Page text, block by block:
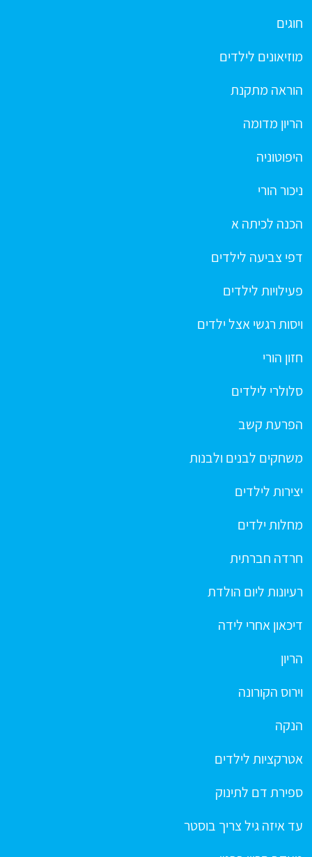
חוגים
מוזיאונים לילדים
הוראה מתקנת
הריון מדומה
היפוטוניה
ניכור הורי
הכנה לכיתה א
דפי צביעה לילדים
פעילויות לילדים
ויסות רגשי אצל ילדים
חזון הורי
סלולרי לילדים
הפרעת קשב
משחקים לבנים ולבנות
יצירות לילדים
מחלות ילדים
חרדה חברתית
רעיונות ליום הולדת
דיכאון אחרי לידה
הריון
וירוס הקורונה
הנקה
אטרקציות לילדים
ספירת דם לתינוק
עד איזה גיל צריך בוסטר